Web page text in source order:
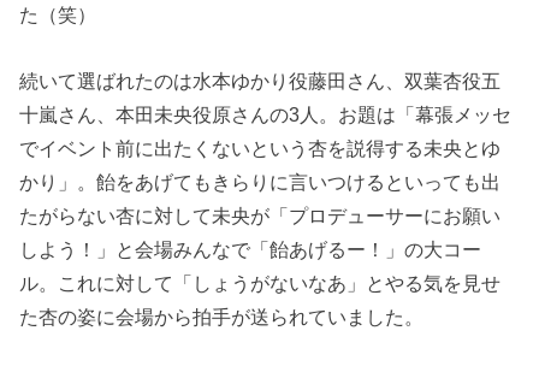
た（笑）
続いて選ばれたのは水本ゆかり役藤田さん、双葉杏役五
十嵐さん、本田未央役原さんの3人。お題は「幕張メッセ
でイベント前に出たくないという杏を説得する未央とゆ
かり」。飴をあげてもきらりに言いつけるといっても出
たがらない杏に対して未央が「プロデューサーにお願い
しよう！」と会場みんなで「飴あげるー！」の大コー
ル。これに対して「しょうがないなあ」とやる気を見せ
た杏の姿に会場から拍手が送られていました。